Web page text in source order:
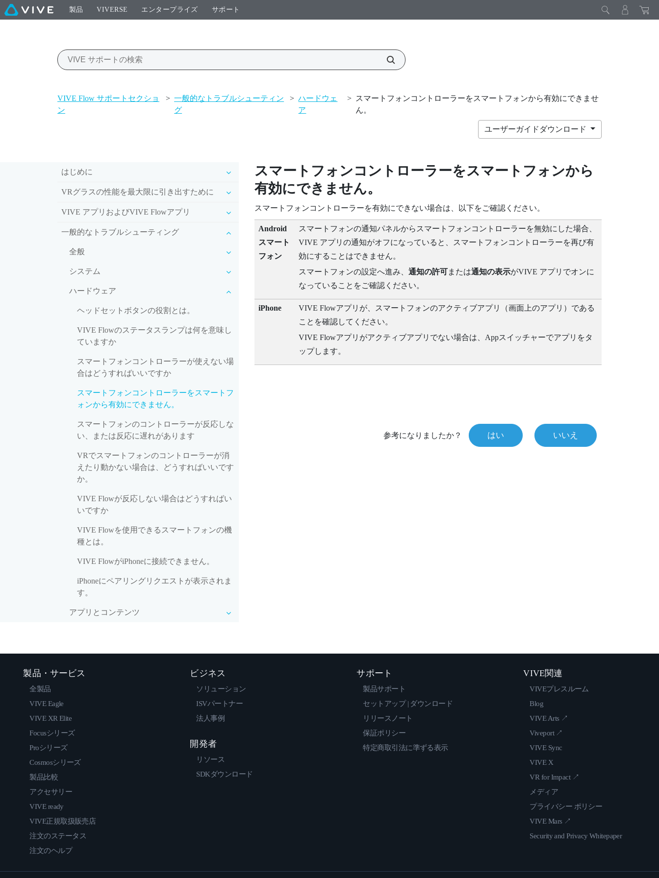
製品 VIVERSE エンタープライズ サポート
VIVE Flow サポートセクショ
ン
> 一般的なトラブルシューティン
グ
> ハードウェ
ア
>
スマートフォンコントローラーをスマートフォンから有効にできませ
ん。
ユーザーガイドダウンロード
はじめに
VRグラスの性能を最大限に引き出すために
VIVE アプリおよびVIVE Flowアプリ
一般的なトラブルシューティング
全般
システム
ハードウェア
ヘッドセットボタンの役割とは。
VIVE Flowのステータスランプは何を意味し
ていますか
スマートフォンコントローラーが使えない場
合はどうすればいいですか
スマートフォンコントローラーをスマートフ
ォンから有効にできません。
スマートフォンのコントローラーが反応しな
い、または反応に遅れがあります
VRでスマートフォンのコントローラーが消
えたり動かない場合は、どうすればいいです
か。
VIVE Flowが反応しない場合はどうすればい
いですか
VIVE Flowを使用できるスマートフォンの機
種とは。
VIVE FlowがiPhoneに接続できません。
iPhoneにペアリングリクエストが表示されま
す。
アプリとコンテンツ
スマートフォンコントローラーをスマートフォンから
有効にできません。
スマートフォンコントローラーを有効にできない場合は、以下をご確認ください。
Android
スマート
フォン
スマートフォンの通知パネルからスマートフォンコントローラーを無効にした場合、
VIVE アプリ の通知がオフになっていると、スマートフォンコントローラーを再び有
効にすることはできません。
スマートフォンの設定へ進み、 通知の許可または通知の表示がVIVE アプリ でオンに
なっていることをご確認ください。
iPhone VIVE Flowアプリ が、スマートフォンのアクティブアプリ（画面上のアプリ）である
ことを確認してください。
VIVE Flowアプリ がアクティブアプリでない場合は、Appスイッチャーでアプリをタ
ップします。
参考になりましたか？ はい いいえ
製品・サービス
全製品
VIVE Eagle
VIVE XR Elite
Focusシリーズ
Proシリーズ
Cosmosシリーズ
製品比較
アクセサリー
VIVE ready
VIVE正規取扱販売店
注文のステータス
注文のヘルプ
ビジネス
ソリューション
ISVパートナー
法人事例
開発者
リソース
SDKダウンロード
サポート
製品サポート
セットアップ | ダウンロード
リリースノート
保証ポリシー
特定商取引法に準ずる表示
VIVE関連
VIVEプレスルーム
Blog
VIVE Arts ↗
Viveport ↗
VIVE Sync
VIVE X
VR for Impact ↗
メディア
プライバシー ポリシー
VIVE Mars ↗
Security and Privacy Whitepaper